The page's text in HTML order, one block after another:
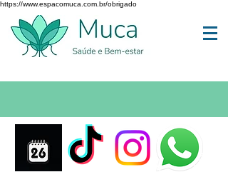
https://www.espacomuca.com.br/obrigado